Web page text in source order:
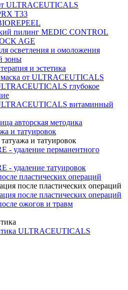
ULTRACEUTICALS
T33
пилинг MEDIC CONTROL
AGE
осветления и омоложения
зоны
и эстетика
маска от ULTRACEUTICALS
глубокое
витаминный
авторская методика
и татуировок
и татуировок
- удаление перманентного
- удаление татуировок
пластических операций
после пластических операций
после пластических операций
ожогов и травм
ULTRACEUTICALS